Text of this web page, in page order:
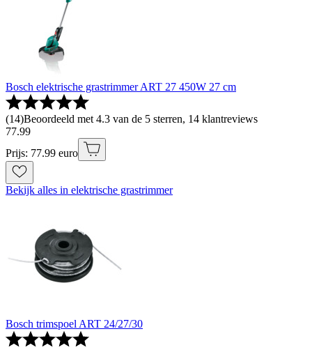
Bosch elektrische grastrimmer ART 27 450W 27 cm
(14)Beoordeeld met 4.3 van de 5 sterren, 14 klantreviews
77.99
Prijs: 77.99 euro
Bekijk alles in elektrische grastrimmer
Bosch trimspoel ART 24/27/30